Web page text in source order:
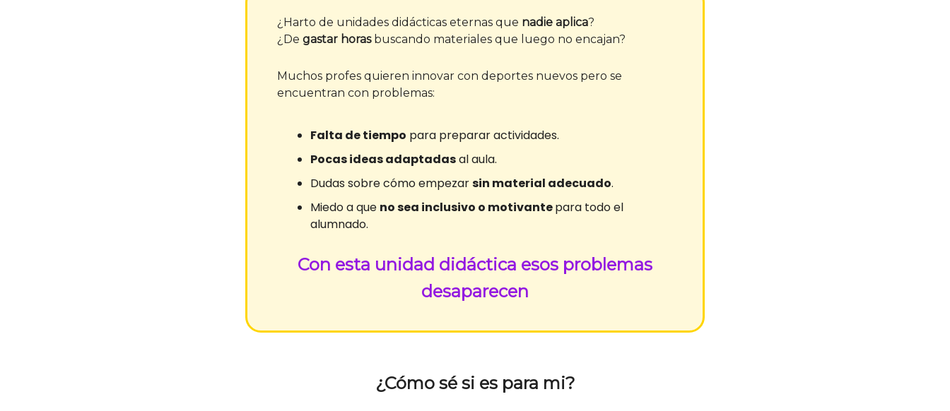
¿Harto de unidades didácticas eternas que nadie aplica?
¿De gastar horasbuscando materiales que luego no encajan?
Muchos profes quieren innovar con deportes nuevos pero se
encuentran con problemas:
Falta de tiempo para preparar actividades.
Pocas ideas adaptadasal aula.
Dudas sobre cómo empezarsin material adecuado.
Miedo a que no sea inclusivo o motivantepara todo el
alumnado.
Con esta unidad didáctica esos problemas
desaparecen
¿Cómo sé si es para mi?